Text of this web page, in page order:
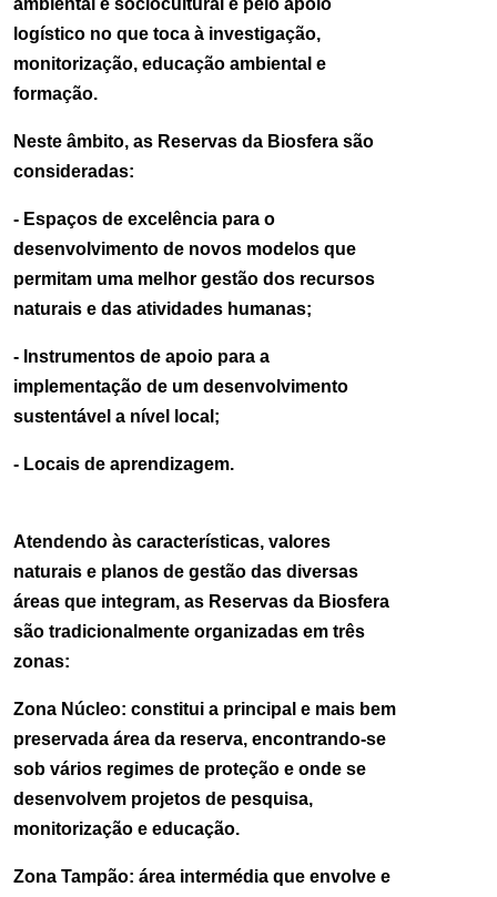
ambiental e sociocultural e pelo apoio
logístico no que toca à investigação,
monitorização, educação ambiental e
formação.
Neste âmbito, as Reservas da Biosfera são
consideradas:
- Espaços de excelência para o
desenvolvimento de novos modelos que
permitam uma melhor gestão dos recursos
naturais e das atividades humanas;
- Instrumentos de apoio para a
implementação de um desenvolvimento
sustentável a nível local;
- Locais de aprendizagem.
Atendendo às características, valores
naturais e planos de gestão das diversas
áreas que integram, as Reservas da Biosfera
são tradicionalmente organizadas em três
zonas:
Zona Núcleo: constitui a principal e mais bem
preservada área da reserva, encontrando-se
sob vários regimes de proteção e onde se
desenvolvem projetos de pesquisa,
monitorização e educação.
Zona Tampão: área intermédia que envolve e